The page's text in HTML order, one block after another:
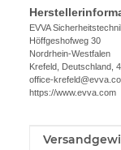
EVVA
Höffgeshofweg 30
Nordrhein-Westfalen
Krefeld, Deutschland,
office-
https://www.evva.com
Wert